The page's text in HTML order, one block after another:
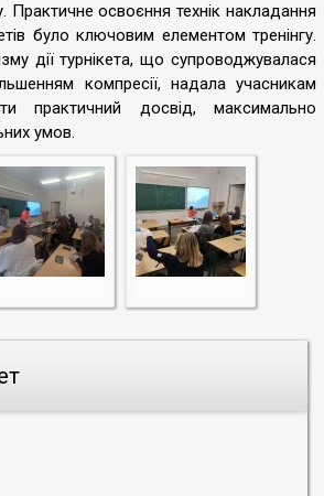
Практичне освоєння технік накладання
було ключовим елементом тренінгу.
дії турнікета, що супроводжувалася
компресії, надала учасникам
практичний досвід, максимально
умов.